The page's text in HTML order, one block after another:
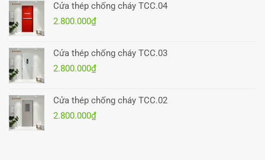
Cửa thép chống cháy TCC.04
2.800.000₫
Cửa thép chống cháy TCC.03
2.800.000₫
Cửa thép chống cháy TCC.02
2.800.000₫